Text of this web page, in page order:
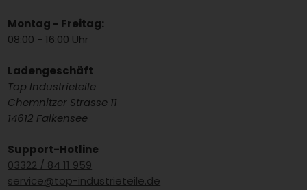
Montag - Freitag:
08:00 - 16:00 Uhr
Ladengeschäft
Top Industrieteile
Chemnitzer Strasse 11
14612 Falkensee
Support-Hotline
03322 / 84 11 959
service@top-industrieteile.de